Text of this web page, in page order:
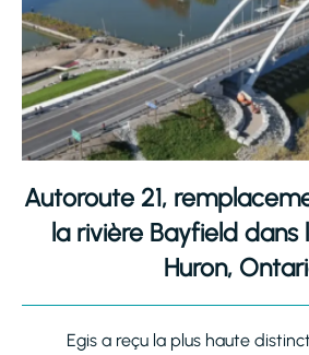
Autoroute 21,
la rivière Bayfield
Huron,
Egis a reçu la plus haute